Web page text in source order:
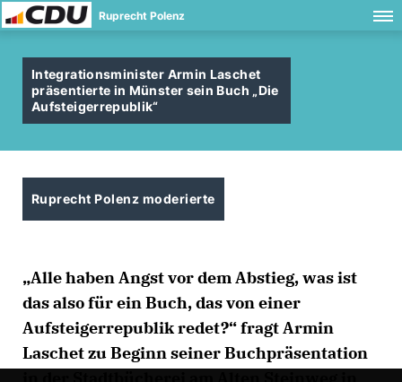
Ruprecht Polenz
Integrationsminister Armin Laschet
präsentierte in Münster sein Buch „Die
Aufsteigerrepublik“
Ruprecht Polenz moderierte
Alle haben Angst vor dem Abstieg, was ist
das also für ein Buch, das von einer
Aufsteigerrepublik redet?“ fragt Armin
Laschet zu Beginn seiner Buchpräsentation